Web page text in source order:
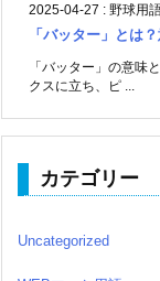
2025-04-27 : 野球用
「バッター」とは
「バッター」の意味
クスに立ち、ピ ...
カテゴリー
Uncategorized